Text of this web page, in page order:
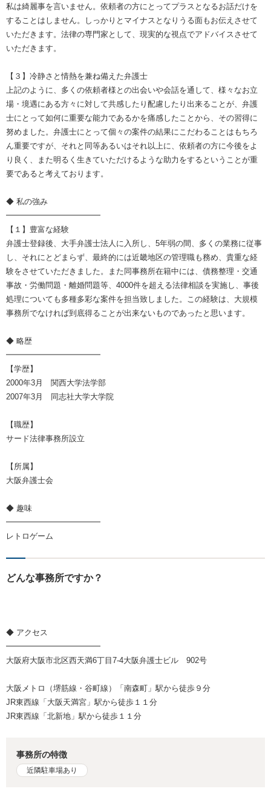
私は綺麗事を言いません。依頼者の方にとってプラスとなるお話だけを
することはしません。しっかりとマイナスとなりうる面もお伝えさせて
いただきます。法律の専門家として、現実的な視点でアドバイスさせて
いただきます。
【３】冷静さと情熱を兼ね備えた弁護士
上記のように、多くの依頼者様との出会いや会話を通して、様々なお立
場・境遇にある方々に対して共感したり配慮したり出来ることが、弁護
士にとって如何に重要な能力であるかを痛感したことから、その習得に
努めました。弁護士にとって個々の案件の結果にこだわることはもちろ
ん重要ですが、それと同等あるいはそれ以上に、依頼者の方に今後をよ
り良く、また明るく生きていただけるような助力をするということが重
要であると考えております。
◆ 私の強み
━━━━━━━━━━━━
【１】豊富な経験
弁護士登録後、大手弁護士法人に入所し、5年弱の間、多くの業務に従事
し、それにとどまらず、最終的には近畿地区の管理職も務め、貴重な経
験をさせていただきました。また同事務所在籍中には、債務整理・交通
事故・労働問題・離婚問題等、4000件を超える法律相談を実施し、事後
処理についても多種多彩な案件を担当致しました。この経験は、大規模
事務所でなければ到底得ることが出来ないものであったと思います。
◆ 略歴
━━━━━━━━━━━━
【学歴】
2000年3月 関西大学法学部
2007年3月 同志社大学大学院
【職歴】
サード法律事務所設立
【所属】
大阪弁護士会
◆ 趣味
━━━━━━━━━━━━
レトロゲーム
どんな事務所ですか？
◆ アクセス
━━━━━━━━━━━━
大阪府大阪市北区西天満6丁目7-4大阪弁護士ビル 902号
大阪メトロ（堺筋線・谷町線）「南森町」駅から徒歩９分
JR東西線「大阪天満宮」駅から徒歩１１分
JR東西線「北新地」駅から徒歩１１分
事務所の特徴
近隣駐車場あり